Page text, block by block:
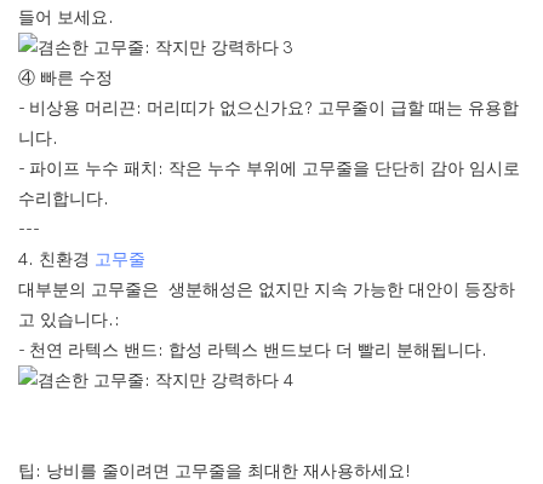
들어 보세요.
④ 빠른 수정
- 비상용 머리끈: 머리띠가 없으신가요? 고무줄이 급할 때는 유용합
니다.
- 파이프 누수 패치: 작은 누수 부위에 고무줄을 단단히 감아 임시로
수리합니다.
---
4. 친환경 고무줄
대부분의 고무줄은 생분해성은 없지만 지속 가능한 대안이 등장하
고 있습니다.:
- 천연 라텍스 밴드: 합성 라텍스 밴드보다 더 빨리 분해됩니다.
팁: 낭비를 줄이려면 고무줄을 최대한 재사용하세요!